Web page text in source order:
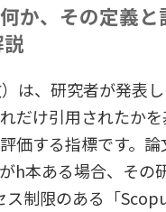
か、その定義と
は、研究者が発表
だけ引用されたか
価する指標です。
h本ある場合、その
ス制限のある「